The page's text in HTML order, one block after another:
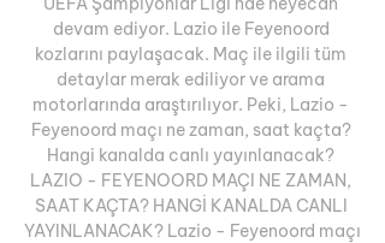
devam ediyor. Lazio ile Feyenoord
kozlarını paylaşacak. Maç ile ilgili tüm
detaylar merak ediliyor ve arama
motorlarında araştırılıyor. Peki, Lazio -
Feyenoord maçı ne zaman, saat kaçta?
Hangi kanalda canlı yayınlanacak?
LAZIO - FEYENOORD MAÇI NE ZAMAN,
SAAT KAÇTA? HANGİ KANALDA CANLI
YAYINLANACAK? Lazio - Feyenoord maçı